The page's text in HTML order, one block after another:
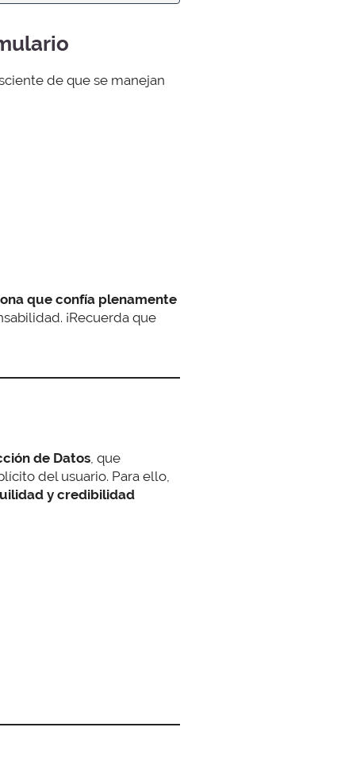
de que se manejan
que confía plenamente
¡Recuerda que
de Datos , que
del usuario. Para ello,
y credibilidad